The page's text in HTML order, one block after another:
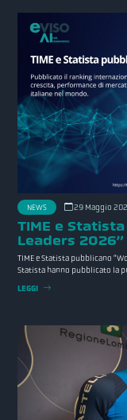
NEWS 29 Maggio
TIME e
Leaders 2026”
TIME e Statista pubblicano
Statista hanno pubblicato la
LEGGI